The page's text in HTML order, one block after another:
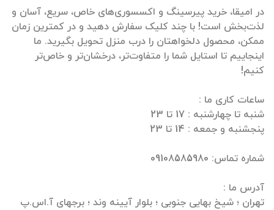
در امیقا، خرید پیرسینگ و اکسسوری‌های خاص، سریع، آسان و
لذت‌بخش است! با چند کلیک سفارش دهید و در کمترین زمان
ممکن، محصول دلخواهتان را درب منزل تحویل بگیرید. ما
اینجاییم تا استایل شما را متفاوت‌تر، درخشان‌تر و خاص‌تر
تهران ؛ شیخ بهایی جنوبی ؛ بلوار آیینه وند ؛ برجهای آ.اس.پ